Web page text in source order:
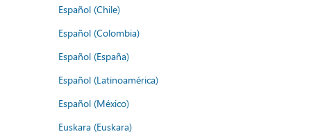
Español (Chile)
Español (Colombia)
Español (España)
Español (Latinoamérica)
Español (México)
Euskara (Euskara)